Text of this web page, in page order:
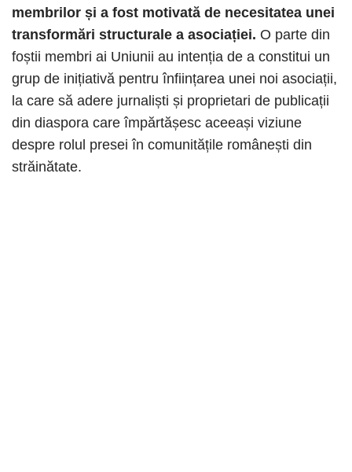
membrilor și a fost motivată de necesitatea unei
transformări structurale a asociației. O parte din
foștii membri ai Uniunii au intenția de a constitui un
grup de inițiativă pentru înființarea unei noi asociații,
la care să adere jurnaliști și proprietari de publicații
din diaspora care împărtășesc aceeași viziune
despre rolul presei în comunitățile românești din
străinătate.